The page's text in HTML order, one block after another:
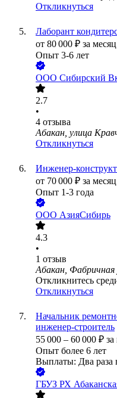
Откликнуться
Лаборант
от 80 000 ₽ за
Опыт 3-6 лет
ООО Сибирский
2.7
•
4 отзыва
Абакан, улица
Откликнуться
Инженер-
от 70 000 ₽ за
Опыт 1-3 года
ООО АзияСибирь
4.3
•
1 отзыв
Абакан, Фабричная
Откликнитесь
Откликнуться
Начальник
инженер-строитель
55 000 – 60 000 ₽ за
Опыт более 6 лет
Выплаты: Два раза
ГБУЗ РХ